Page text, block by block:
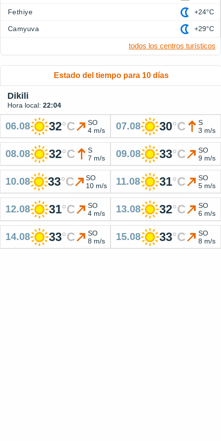
Fethiye +24°C
Camyuva +29°C
todos los centros turísticos
Estado del tiempo para 10 días
Dikili
Hora local: 22:04
06.08 32°C
SO
4 m/s
07.08 30°C
S
3 m/s
08.08 32°C
S
7 m/s
09.08 33°C
SO
9 m/s
10.08 33°C
SO
10 m/s
11.08 31°C
SO
5 m/s
12.08 31°C
SO
4 m/s
13.08 32°C
SO
6 m/s
14.08 33°C
SO
8 m/s
15.08 33°C
SO
8 m/s